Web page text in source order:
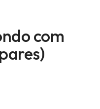
com